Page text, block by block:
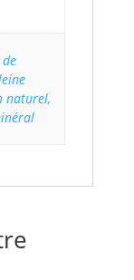
naturel,